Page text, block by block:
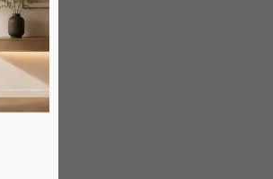
закрывания; выполнена фрезеровка